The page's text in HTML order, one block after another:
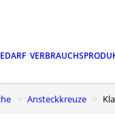
Ansteckkreuze